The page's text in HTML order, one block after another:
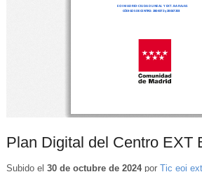
Plan Digital del Centro EXT
Subido el 30 de octubre de 2024por Tic eoi